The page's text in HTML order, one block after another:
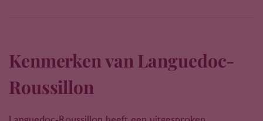
Kenmerken van Languedoc-
Roussillon